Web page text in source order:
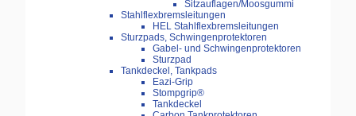
Sitzauflagen/Moosgummi
Stahlflexbremsleitungen
HEL Stahlflexbremsleitungen
Sturzpads, Schwingenprotektoren
Gabel- und Schwingenprotektoren
Sturzpad
Tankdeckel, Tankpads
Eazi-Grip
Stompgrip®
Tankdeckel